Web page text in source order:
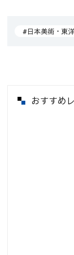
#日本美術・東
おすすめ